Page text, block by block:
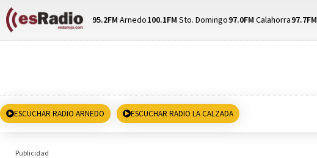
95.2FM Arnedo100.1FM Sto. Domingo97.0FM Calahorra97.7FM
ESCUCHAR RADIO ARNEDO ESCUCHAR RADIO LA CALZADA
Publicidad